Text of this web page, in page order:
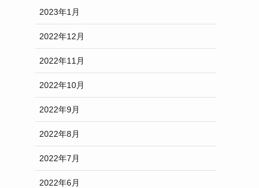
2023年1月
2022年12月
2022年11月
2022年10月
2022年9月
2022年8月
2022年7月
2022年6月